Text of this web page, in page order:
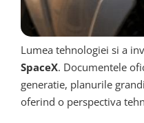
Lumea tehnologiei si a
SpaceX. Documentele
generatie, planurile
oferind o perspectiva